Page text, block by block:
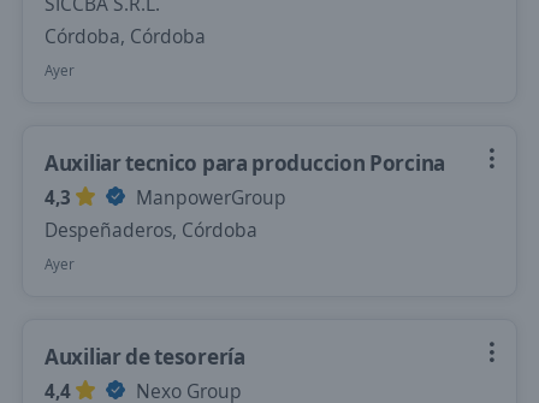
Córdoba, Córdoba
Ayer
Auxiliar tecnico para produccion Porcina
4,3
ManpowerGroup
Despeñaderos, Córdoba
Ayer
Auxiliar de tesorería
4,4
Nexo Group